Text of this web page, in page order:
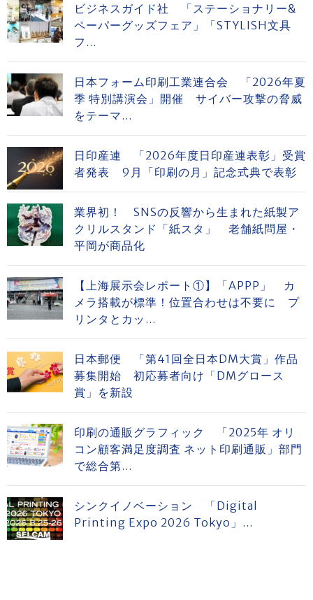
ビジネスガイド社 「ステーショナリー&
ペーパーグッズフェア」「STYLISH文具
フ...
日本フォーム印刷工業連合会 「2026年夏
季 特別講演会」開催 サイバー攻撃の脅威
をテーマ...
日印産連 「2026年度日印産連表彰」受賞
者発表 9月「印刷の月」記念式典で表彰
業界初！ SNSの反響から生まれた紙製ア
クリルスタンド「紙スタ」 老舗紙問屋・
平岡が商品化
【上海展示会レポート①】「APPP」 カ
メラ搭載が標準！位置合わせは不要に プ
リンタとカッ...
日本郵便 「第41回全日本DM大賞」作品
募集開始 初応募者向け「DMグロース
賞」を新設
印刷の通販グラフィック 「2025年 オリ
コン顧客満足度調査 ネット印刷通販」部門
で総合第...
シンクイノベーション 「Digital
Printing Expo 2026 Tokyo」...